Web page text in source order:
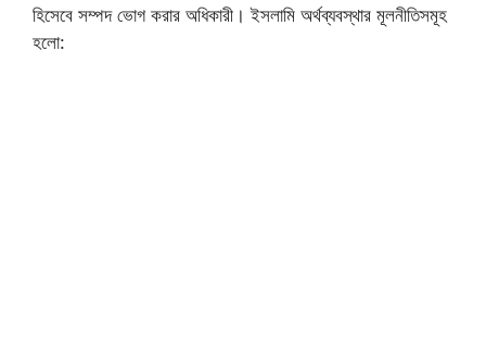
হিসেবে সম্পদ ভোগ করার অধিকারী। ইসলামি অর্থব্যবস্থার মূলনীতিসমূহ
হলো: